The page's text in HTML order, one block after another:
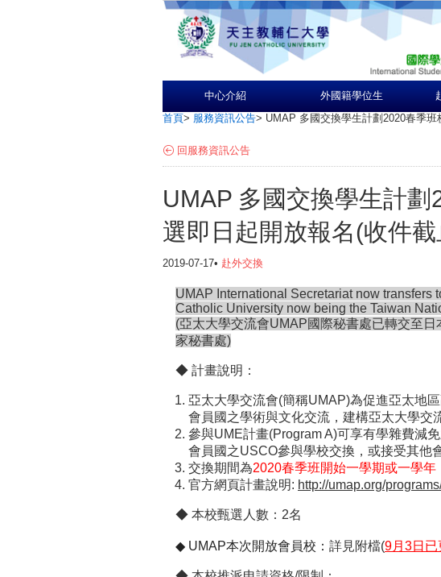
中心介紹 外國籍學位生
首頁> 服務資訊公告> UMAP 多國交換學生計劃2020春季
回服務資訊公告
UMAP 多國交換學生計
選即日起開放報名(收件
2019-07-17• 赴外交換
UMAP International Secretariat now transfers
Catholic University now being the Taiwan
(亞太大學交流會UMAP國際秘書處已轉交至 日
家秘書處)
◆ 計畫說明：
亞太大學交流會(簡稱UMAP)為促進亞太地
會員國之學術與文化交流，建構亞太大學交
參與UME計畫(Program A)可享有學雜費減
會員國之USCO參與學校交換，或接受其他
交換期間為2020春季班開始一學期或一學年
官方網頁計畫說明: http://umap.org/
◆ 本校甄選人數：2名
◆ UMAP本次開放會員校： 詳見附檔(9月3日已